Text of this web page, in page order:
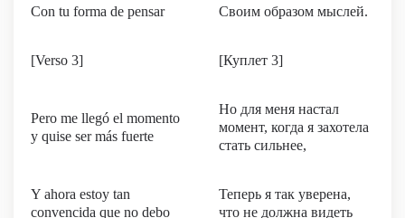
Con tu forma de pensar Своим образом мыслей.
[Verso 3] [Куплет 3]
Pero me llegó el momento
y quise ser más fuerte
Но для меня настал
момент, когда я захотела
стать сильнее,
Y ahora estoy tan
convencida que no debo
Теперь я так уверена,
что не должна видеть